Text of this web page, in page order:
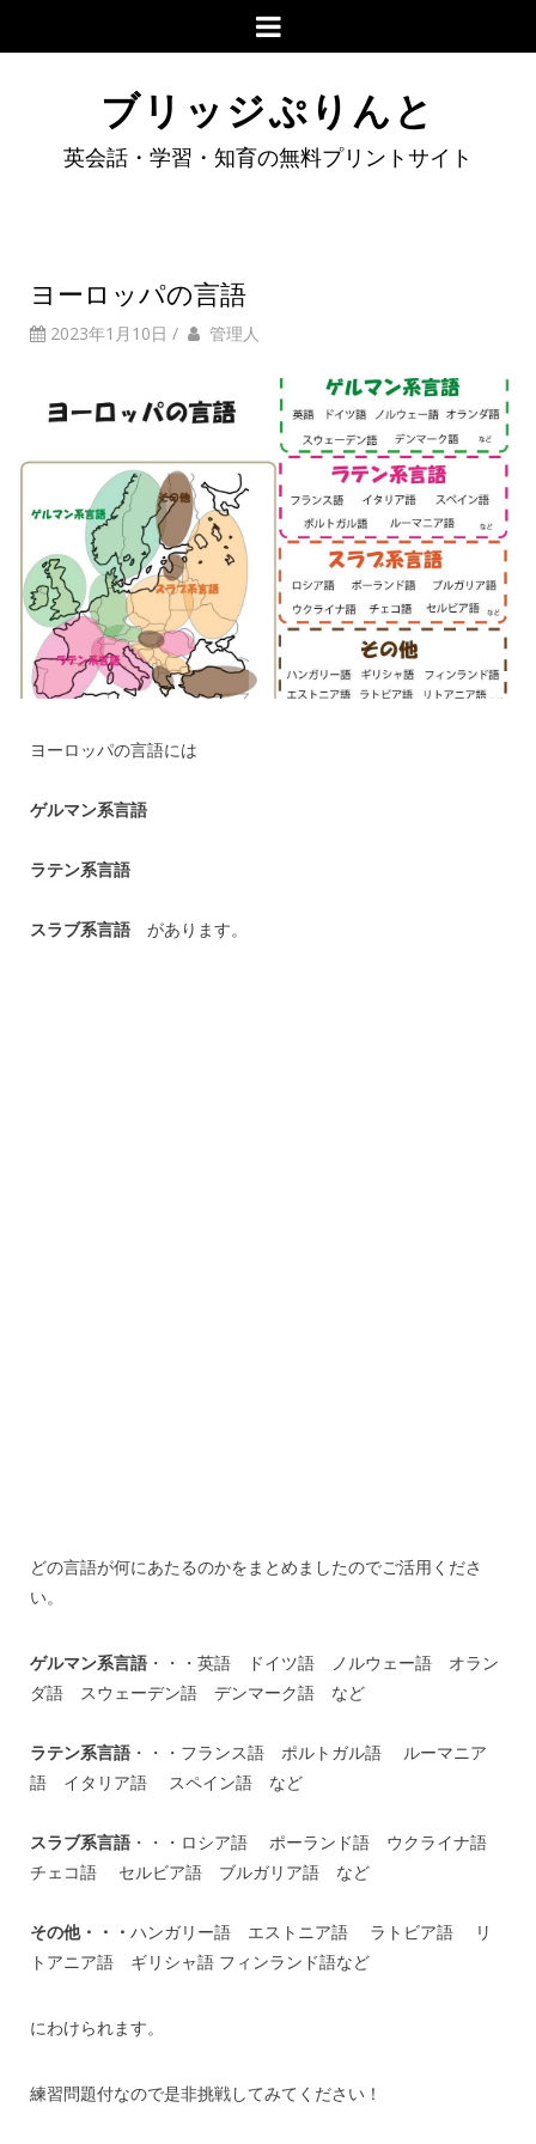
ブリッジぷりんと
英会話・学習・知育の無料プリントサイト
ヨーロッパの言語
2023年1月10日 / 管理人
ヨーロッパの言語には
ゲルマン系言語
ラテン系言語
スラブ系言語 があります。
どの言語が何にあたるのかをまとめましたのでご活用くださ
い。
ゲルマン系言語 ・・・英語 ドイツ語 ノルウェー語 オラン
ダ語 スウェーデン語 デンマーク語 など
ラテン系言語 ・・・フランス語 ポルトガル語 ルーマニア
語 イタリア語 スペイン語 など
スラブ系言語 ・・・ロシア語 ポーランド語 ウクライナ語
チェコ語 セルビア語 ブルガリア語 など
その他・・・ ハンガリー語 エストニア語 ラトビア語 リ
トアニア語 ギリシャ語 フィンランド語など
にわけられます。
練習問題付なので是非挑戦してみてください！